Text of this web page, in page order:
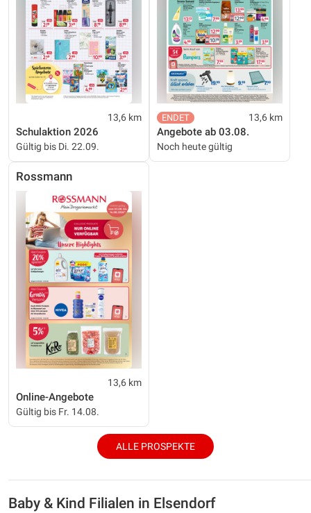
13,6 km
Schulaktion 2026
Gültig bis Di. 22.09.
13,6 km
Angebote ab 03.08.
Noch heute gültig
Rossmann
13,6 km
Online-Angebote
Gültig bis Fr. 14.08.
ALLE PROSPEKTE
Baby & Kind Filialen in Elsendorf